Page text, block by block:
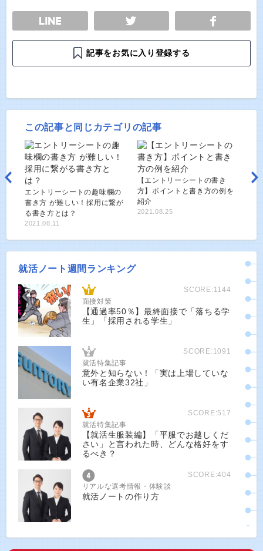
TWEET
記事をお気に入り登録する
この記事と同じカテゴリの記事
エントリーシートの趣味欄の
書き方 が難しい！採用に繋が
る書き方とは？
2021.08.11
【エントリーシートの書き
方】ポイントと書き方の例を
紹介
2021.08.25
就活ノート週間ランキング
SCORE:1144
面接対策
【通過率50％】最終面接で「落ちる学
生」「採用される学生」
SCORE:1091
就活特集記事
意外と知らない！「実は上場していな
い有名企業32社」
SCORE:517
就活特集記事
【就活生服装編】「平服でお越しくだ
さい」と言われた時、どんな格好をす
るべき？
SCORE:404
リアルな選考情報・体験談
就活ノートの作り方